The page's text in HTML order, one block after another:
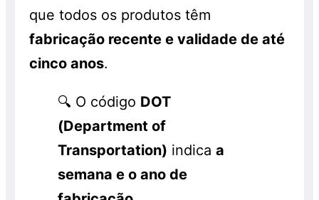
que todos os produtos têm
fabricação recente e validade de até
cinco anos.
🔍 O código DOT
(Department of
Transportation) indicaa
semana e o ano de